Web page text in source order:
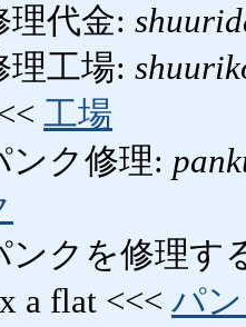
理代金:
理工場:
工場
ンク修理:
ンクを修理す
a flat <<< パ